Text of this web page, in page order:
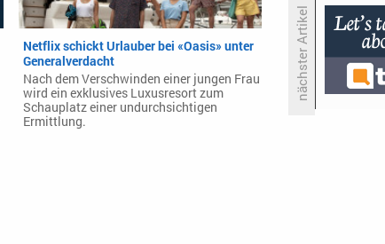
nächster Artikel
FOX Sports überträgt die 158.
Ausgabe der Belmont Stakes
Netflix schickt Urlauber bei «Oasis» unter
Generalverdacht
Nach dem Verschwinden einer jungen Frau
wird ein exklusives Luxusresort zum
Schauplatz einer undurchsichtigen
Ermittlung.